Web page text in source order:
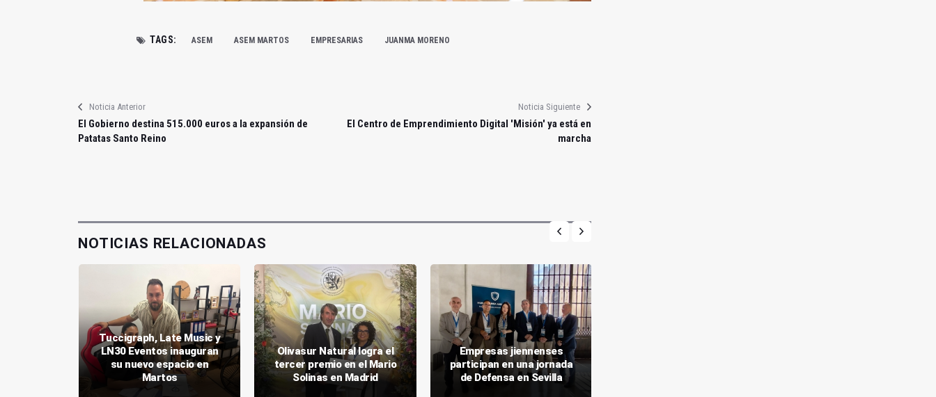
TAGS: ASEM ASEM MARTOS EMPRESARIAS JUANMA MORENO
Noticia Anterior
El Gobierno destina 515.000 euros a la expansión de
Patatas Santo Reino
Noticia Siguiente
El Centro de Emprendimiento Digital 'Misión' ya está en
marcha
NOTICIAS RELACIONADAS
Tuccigraph, Late Music y
LN30 Eventos inauguran
su nuevo espacio en
Martos
Olivasur Natural logra el
tercer premio en el Mario
Solinas en Madrid
Empresas jiennenses
participan en una jornada
de Defensa en Sevilla